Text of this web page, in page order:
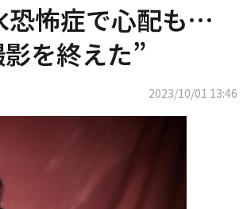
恐怖症で心配も…
を終えた”
2023/10/01 13:46